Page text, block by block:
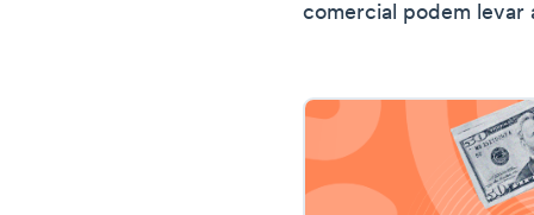
comercial podem levar